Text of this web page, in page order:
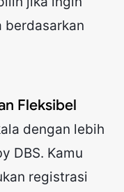
berdasarkan
Fleksibel
dengan lebih
DBS. Kamu
registrasi